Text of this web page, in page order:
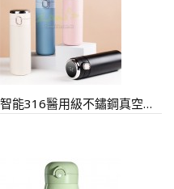
智能316醫用級不鏽鋼真空保溫杯